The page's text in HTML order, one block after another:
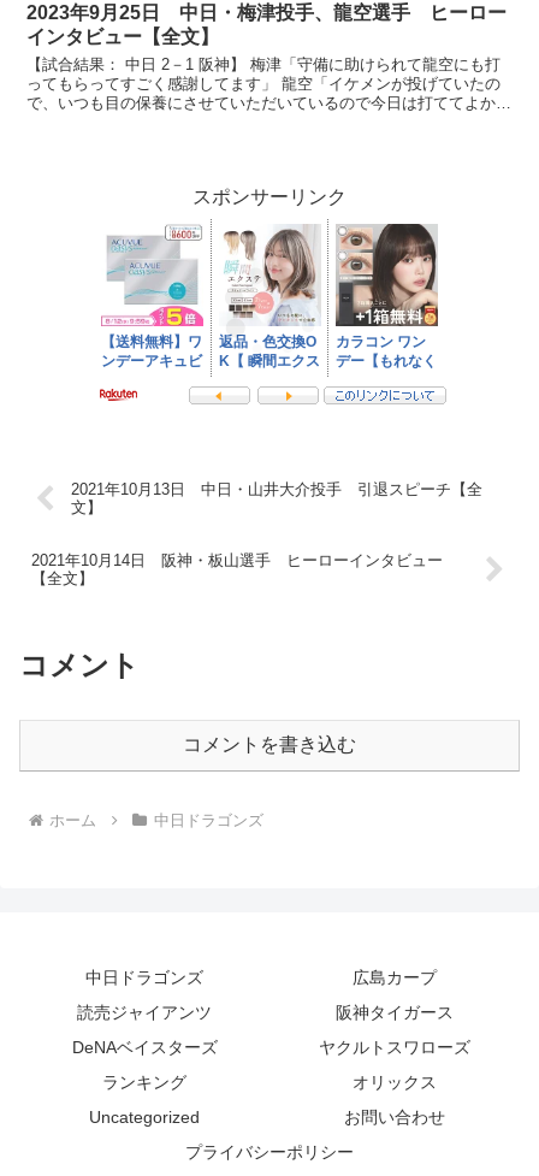
2023年9月25日 中日・梅津投手、龍空選手 ヒーロー
インタビュー【全文】
【試合結果： 中日 2－1 阪神】 梅津「守備に助けられて龍空にも打
ってもらってすごく感謝してます」 龍空「イケメンが投げていたの
で、いつも目の保養にさせていただいているので今日は打ててよかっ
スポンサーリンク
2021年10月13日 中日・山井大介投手 引退スピーチ【全
文】
2021年10月14日 阪神・板山選手 ヒーローインタビュー
【全文】
コメント
コメントを書き込む
ホーム 中日ドラゴンズ
中日ドラゴンズ
広島カープ
読売ジャイアンツ
阪神タイガース
DeNAベイスターズ
ヤクルトスワローズ
ランキング
オリックス
Uncategorized
お問い合わせ
プライバシーポリシー